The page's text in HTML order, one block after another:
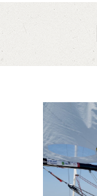
Sur